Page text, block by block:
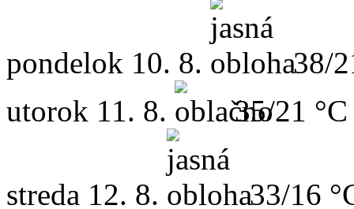
pondelok 10. 8.
38/
utorok 11. 8. 35/21 °C
streda 12. 8. 33/16